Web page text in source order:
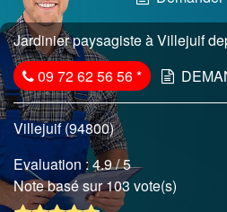
Jardinier paysagiste à Villejuif
09 72 62 56 56*
Villejuif (94800)
Evaluation :4.9/ 5
Note basé sur 103 vote(s)